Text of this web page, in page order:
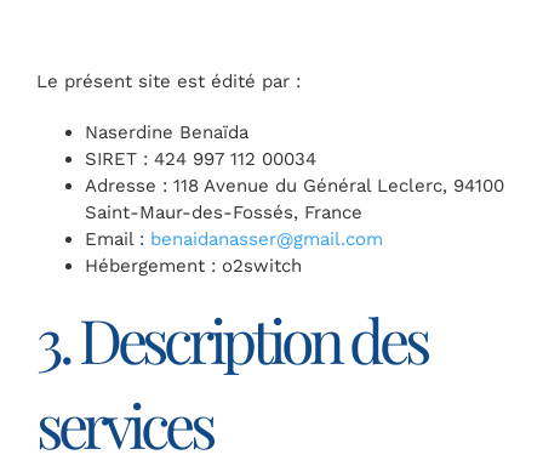
Le présent site est édité par :
Naserdine Benaïda
SIRET : 424 997 112 00034
Adresse : 118 Avenue du Général Leclerc, 94100
Saint-Maur-des-Fossés, France
Email : benaidanasser@gmail.com
Hébergement : o2switch
3. Description des
services